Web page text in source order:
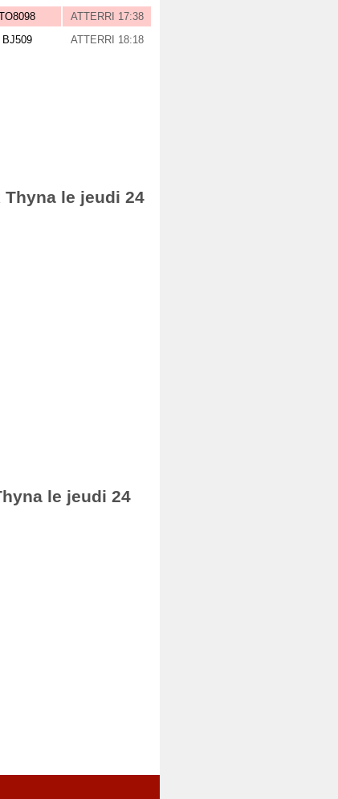
ATTERRI 17:38
BJ509 ATTERRI 18:18
le jeudi 24
le jeudi 24